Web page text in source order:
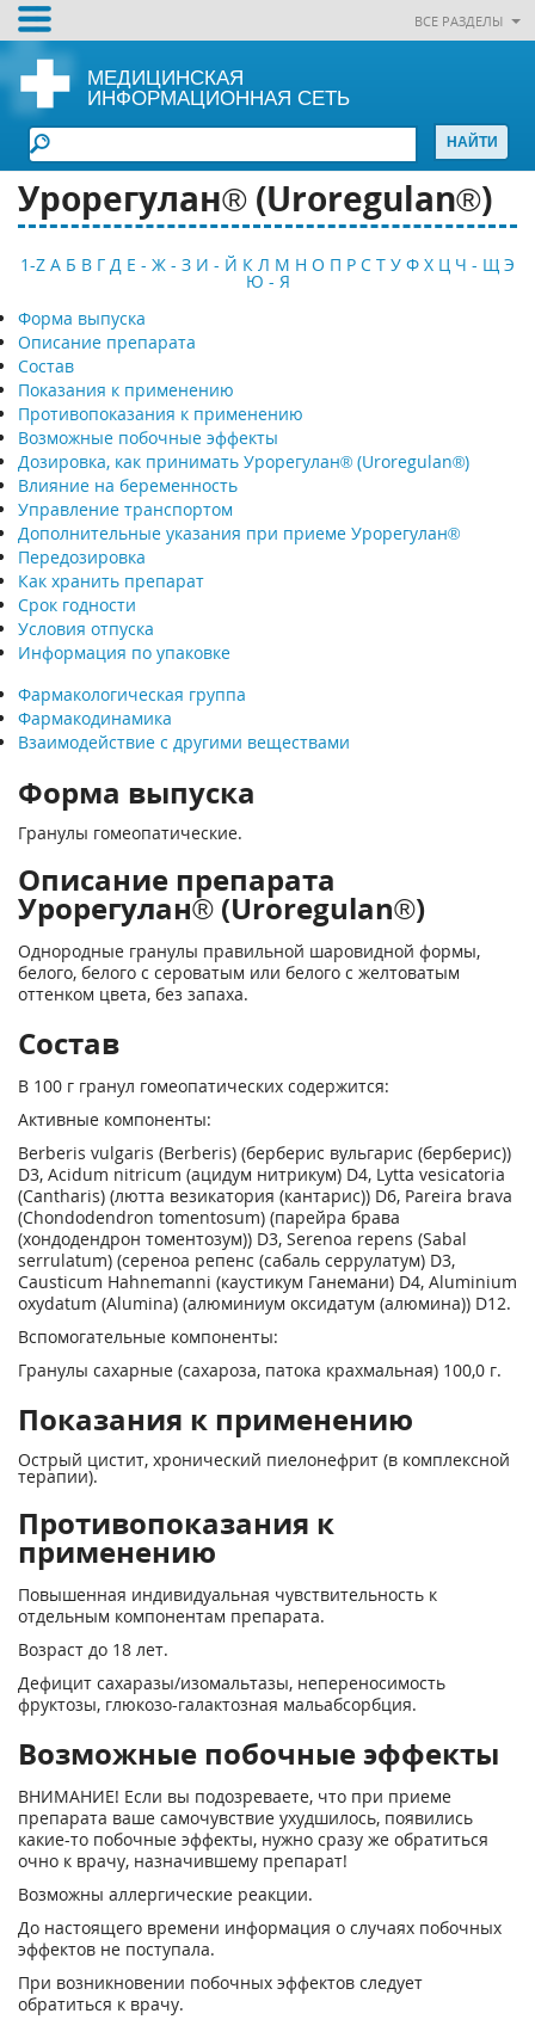
ВСЕ РАЗДЕЛЫ
МЕДИЦИНСКАЯ
ИНФОРМАЦИОННАЯ СЕТЬ
Урорегулан® (Uroregulan®)
1-Z А Б В Г Д Е - Ж - З И - Й К Л М Н О П Р С Т У Ф Х Ц Ч - Щ Э
Ю - Я
Форма выпуска
Описание препарата
Состав
Показания к применению
Противопоказания к применению
Возможные побочные эффекты
Дозировка, как принимать Урорегулан® (Uroregulan®)
Влияние на беременность
Управление транспортом
Дополнительные указания при приеме Урорегулан®
Передозировка
Как хранить препарат
Срок годности
Условия отпуска
Информация по упаковке
Фармакологическая группа
Фармакодинамика
Взаимодействие с другими веществами
Форма выпуска
Гранулы гомеопатические.
Описание препарата
Урорегулан® (Uroregulan®)
Однородные гранулы правильной шаровидной формы,
белого, белого с сероватым или белого с желтоватым
оттенком цвета, без запаха.
Состав
В 100 г гранул гомеопатических содержится:
Активные компоненты:
Berberis vulgaris (Berberis) (берберис вульгарис (берберис))
D3, Acidum nitricum (ацидум нитрикум) D4, Lytta vesicatoria
(Cantharis) (лютта везикатория (кантарис)) D6, Pareira brava
(Chondodendron tomentosum) (парейра брава
(хондодендрон томентозум)) D3, Serenoa repens (Sabal
serrulatum) (сереноа репенс (сабаль серрулатум) D3,
Causticum Hahnemanni (каустикум Ганемани) D4, Aluminium
oxydatum (Alumina) (алюминиум оксидатум (алюмина)) D12.
Вспомогательные компоненты:
Гранулы сахарные (сахароза, патока крахмальная) 100,0 г.
Показания к применению
Острый цистит, хронический пиелонефрит (в комплексной
терапии).
Противопоказания к
применению
Повышенная индивидуальная чувствительность к
отдельным компонентам препарата.
Возраст до 18 лет.
Дефицит сахаразы/изомальтазы, непереносимость
фруктозы, глюкозо-галактозная мальабсорбция.
Возможные побочные эффекты
ВНИМАНИЕ! Если вы подозреваете, что при приеме
препарата ваше самочувствие ухудшилось, появились
какие-то побочные эффекты, нужно сразу же обратиться
очно к врачу, назначившему препарат!
Возможны аллергические реакции.
До настоящего времени информация о случаях побочных
эффектов не поступала.
При возникновении побочных эффектов следует
обратиться к врачу.